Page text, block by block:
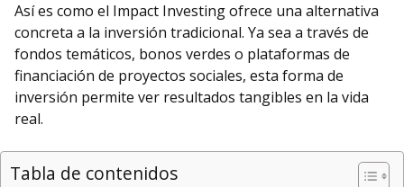
Así es como el Impact Investing ofrece una alternativa
concreta a la inversión tradicional. Ya sea a través de
fondos temáticos, bonos verdes o plataformas de
financiación de proyectos sociales, esta forma de
inversión permite ver resultados tangibles en la vida
real.
Tabla de contenidos